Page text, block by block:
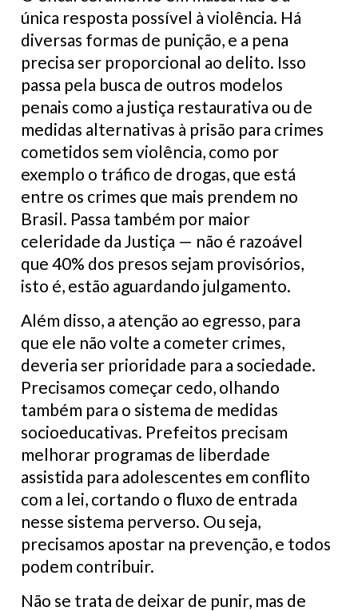
única resposta possível à violência. Há
diversas formas de punição, e a pena
precisa ser proporcional ao delito. Isso
passa pela busca de outros modelos
penais como a justiça restaurativa ou de
medidas alternativas à prisão para crimes
cometidos sem violência, como por
exemplo o tráfico de drogas, que está
entre os crimes que mais prendem no
Brasil. Passa também por maior
celeridade da Justiça — não é razoável
que 40% dos presos sejam provisórios,
isto é, estão aguardando julgamento.
Além disso, a atenção ao egresso, para
que ele não volte a cometer crimes,
deveria ser prioridade para a sociedade.
Precisamos começar cedo, olhando
também para o sistema de medidas
socioeducativas. Prefeitos precisam
melhorar programas de liberdade
assistida para adolescentes em conflito
com a lei, cortando o fluxo de entrada
nesse sistema perverso. Ou seja,
precisamos apostar na prevenção, e todos
podem contribuir.
Não se trata de deixar de punir, mas de